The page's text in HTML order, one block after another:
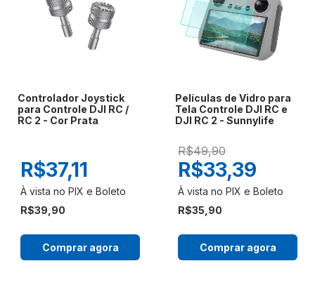
Controlador Joystick
para Controle DJI RC /
RC 2 - Cor Prata
R$39,90
R$37,11
Comprar agora
Películas de Vidro para
Tela Controle DJI RC e
DJI RC 2 - Sunnylife
R$49,90
R$35,90
R$33,39
Comprar agora